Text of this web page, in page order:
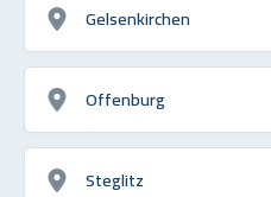
Gelsenkirchen
Offenburg
Steglitz